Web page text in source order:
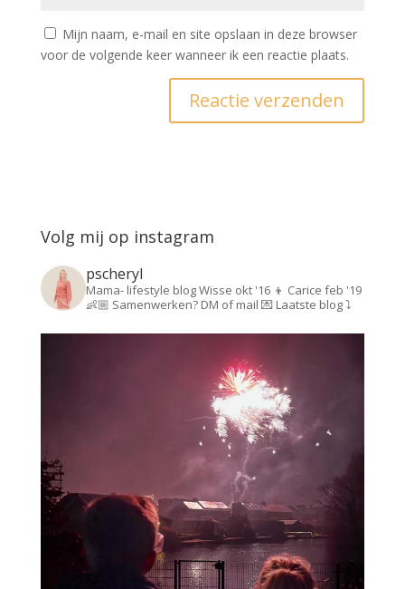
Mijn naam, e-mail en site opslaan in deze browser
voor de volgende keer wanneer ik een reactie plaats.
Volg mij op instagram
pscheryl
Mama- lifestyle blogWisse okt '16 👦 Carice feb '19
👶🏼 Samenwerken? DM of mail 💌Laatste blog ⤵️